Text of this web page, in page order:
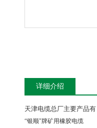
详细介绍
天津电缆总厂主要产品
“银顺"牌矿用橡胶电缆